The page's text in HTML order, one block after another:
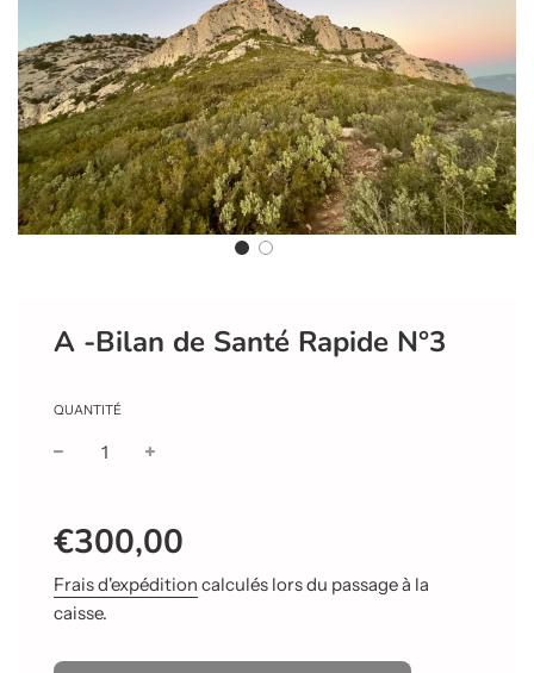
A -Bilan de Santé Rapide N°3
QUANTITÉ
réduit
régulier
€300,00
Frais d'expédition calculés lors du passage à la
caisse.